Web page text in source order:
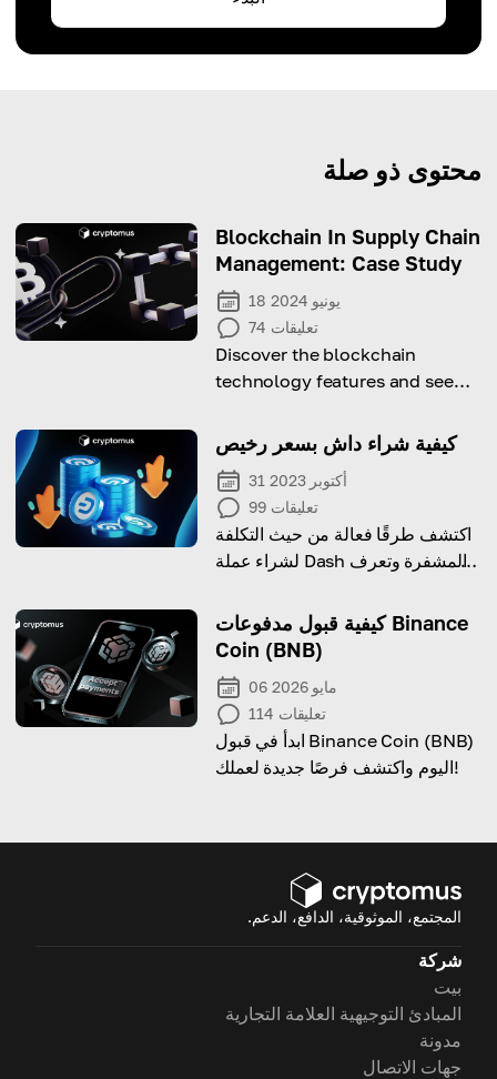
محتوى ذو صلة
Blockchain In Supply Chain
Management: Case Study
18 يونيو 2024
74 تعليقات
Discover the blockchain
technology features and see
management!
كيفية شراء داش بسعر رخيص
31 أكتوبر 2023
99 تعليقات
اكتشف طرقًا فعالة من حيث التكلفة
لشراء عملة Dash المشفرة وتعرف
أقل
كيفية قبول مدفوعات Binance
Coin (BNB)
06 مايو 2026
114 تعليقات
ابدأ في قبول Binance Coin (BNB)
اليوم واكتشف فرصًا جديدة لعملك!
المجتمع، الموثوقية، الدافع، الدعم.
شركة
بيت
المبادئ التوجيهية العلامة التجارية
مدونة
جهات الاتصال